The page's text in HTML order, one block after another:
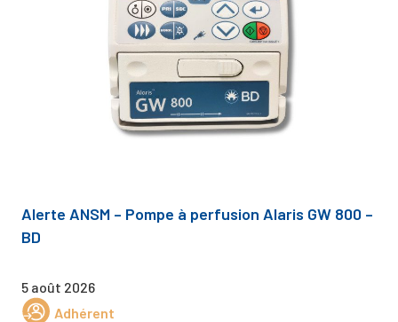
Alerte ANSM – Pompe à perfusion Alaris GW 800 –
BD
5 août 2026
Adhérent